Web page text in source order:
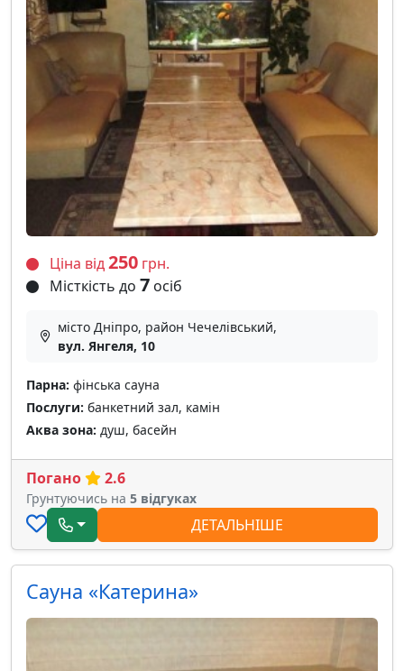
Ціна від250 грн.
Місткість до 7 осіб
місто Дніпро, район Чечелівський,
вул. Янгеля, 10
Парна: фінська сауна
Послуги: банкетний зал, камін
Аква зона: душ, басейн
Погано 2.6
Грунтуючись на 5 відгуках
ДЕТАЛЬНІШЕ
Сауна «Катерина»